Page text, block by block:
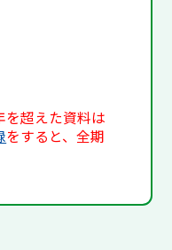
を超えた資料は
をすると、全期